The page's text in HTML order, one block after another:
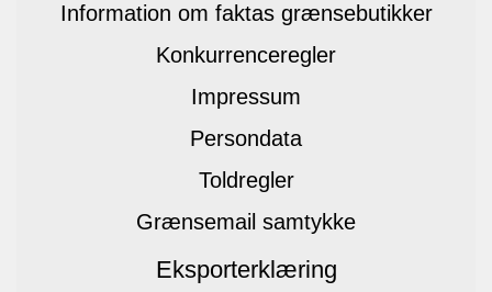
Information om faktas grænsebutikker
Konkurrenceregler
Impressum
Persondata
Toldregler
Grænsemail samtykke
Eksporterklæring